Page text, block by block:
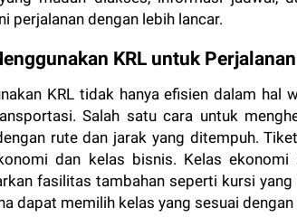
perjalanan dengan lebih lancar.
KRL untuk
KRL tidak hanya efisien dalam
Salah satu cara untuk
rute dan jarak yang ditempuh.
dan kelas bisnis. Kelas
fasilitas tambahan seperti kursi
dapat memilih kelas yang sesuai